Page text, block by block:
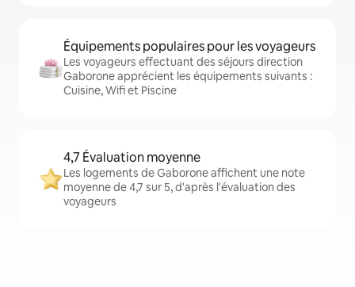
Équipements populaires pour les voyageurs
Les voyageurs effectuant des séjours direction
Gaborone apprécient les équipements suivants :
Cuisine, Wifi et Piscine
4,7 Évaluation moyenne
Les logements de Gaborone affichent une note
moyenne de 4,7 sur 5, d'après l'évaluation des
voyageurs